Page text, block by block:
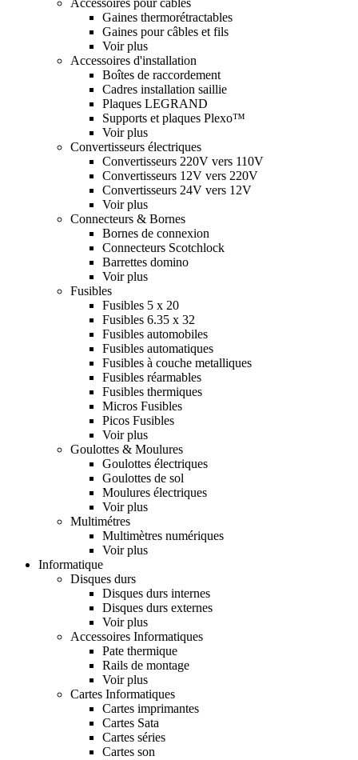
Gaines thermorétractables
Gaines pour câbles et fils
Voir plus
Accessoires d'installation
Boîtes de raccordement
Cadres installation saillie
Plaques LEGRAND
Supports et plaques Plexo™
Voir plus
Convertisseurs électriques
Convertisseurs 220V vers 110V
Convertisseurs 12V vers 220V
Convertisseurs 24V vers 12V
Voir plus
Connecteurs & Bornes
Bornes de connexion
Connecteurs Scotchlock
Barrettes domino
Voir plus
Fusibles
Fusibles 5 x 20
Fusibles 6.35 x 32
Fusibles automobiles
Fusibles automatiques
Fusibles à couche metalliques
Fusibles réarmables
Fusibles thermiques
Micros Fusibles
Picos Fusibles
Voir plus
Goulottes & Moulures
Goulottes électriques
Goulottes de sol
Moulures électriques
Voir plus
Multimétres
Multimètres numériques
Voir plus
Informatique
Disques durs
Disques durs internes
Disques durs externes
Voir plus
Accessoires Informatiques
Pate thermique
Rails de montage
Voir plus
Cartes Informatiques
Cartes imprimantes
Cartes Sata
Cartes séries
Cartes son